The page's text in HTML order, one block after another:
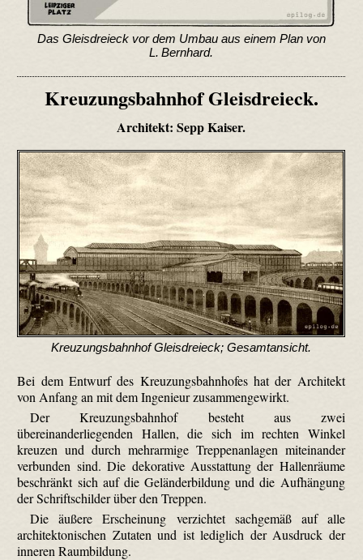
Das Gleisdreieck vor dem Umbau aus einem Plan von
L. Bernhard.
Kreuzungsbahnhof Gleisdreieck.
Architekt: Sepp Kaiser.
Kreuzungsbahnhof Gleisdreieck; Gesamtansicht.
Bei dem Entwurf des Kreuzungsbahnhofes hat der Architekt
von Anfang an mit dem Ingenieur zusammengewirkt.
Der Kreuzungsbahnhof besteht aus zwei
übereinanderliegenden Hallen, die sich im rechten Winkel
kreuzen und durch mehrarmige Treppenanlagen miteinander
verbunden sind. Die dekorative Ausstattung der Hallenräume
beschränkt sich auf die Geländer­bildung und die Aufhängung
der Schriftschilder über den Treppen.
Die äußere Erscheinung verzichtet sachgemäß auf alle
architektonischen Zutaten und ist lediglich der Ausdruck der
inneren Raumbildung.